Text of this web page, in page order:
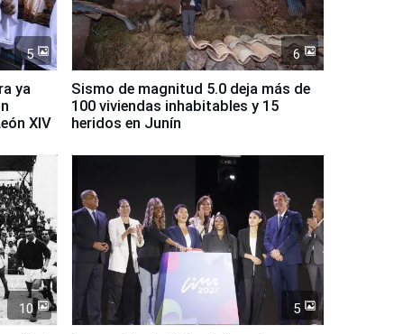
5
ya
XIV
6
Sismo de magnitud 5.0 deja más de
100 viviendas inhabitables y 15
heridos en Junín
10 5